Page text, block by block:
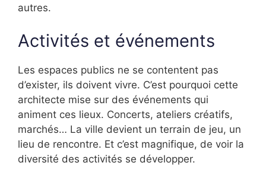
autres.
Activités et événements
Les espaces publics ne se contentent pas
d’exister, ils doivent vivre. C’est pourquoi cette
architecte mise sur des événements qui
animent ces lieux. Concerts, ateliers créatifs,
marchés… La ville devient un terrain de jeu, un
lieu de rencontre. Et c’est magnifique, de voir la
diversité des activités se développer.